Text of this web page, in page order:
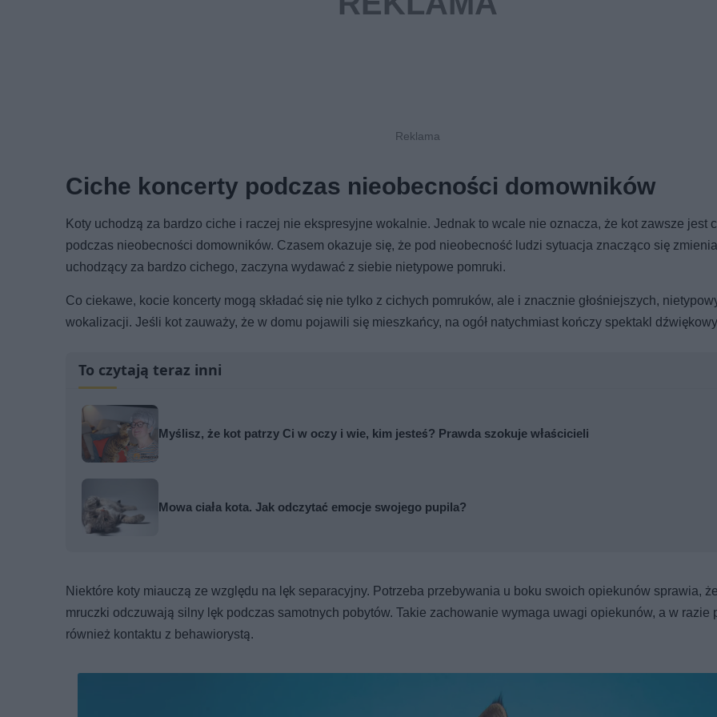
Ciche koncerty podczas nieobecności domowników
Koty uchodzą za bardzo ciche i raczej nie ekspresyjne wokalnie. Jednak to wcale nie oznacza, że kot zawsze jest
podczas nieobecności domowników. Czasem okazuje się, że pod nieobecność ludzi sytuacja znacząco się
uchodzący za bardzo cichego, zaczyna wydawać z siebie nietypowe pomruki.
Co ciekawe, kocie koncerty mogą składać się nie tylko z cichych pomruków, ale i znacznie głośniejszych,
wokalizacji. Jeśli kot zauważy, że w domu pojawili się mieszkańcy, na ogół natychmiast kończy spektakl
To czytają teraz inni
Myślisz, że kot patrzy Ci w oczy i wie, kim jesteś? Prawda szokuje właścicieli
Mowa ciała kota. Jak odczytać emocje swojego pupila?
Niektóre koty miauczą ze względu na lęk separacyjny. Potrzeba przebywania u boku swoich opiekunów sprawia,
mruczki odczuwają silny lęk podczas samotnych pobytów. Takie zachowanie wymaga uwagi opiekunów, a w razie
również kontaktu z behawiorystą.